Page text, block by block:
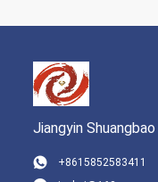
Jiangyin
+8615852583411